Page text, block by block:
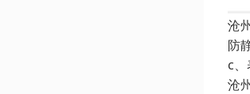
沧
防
c
沧